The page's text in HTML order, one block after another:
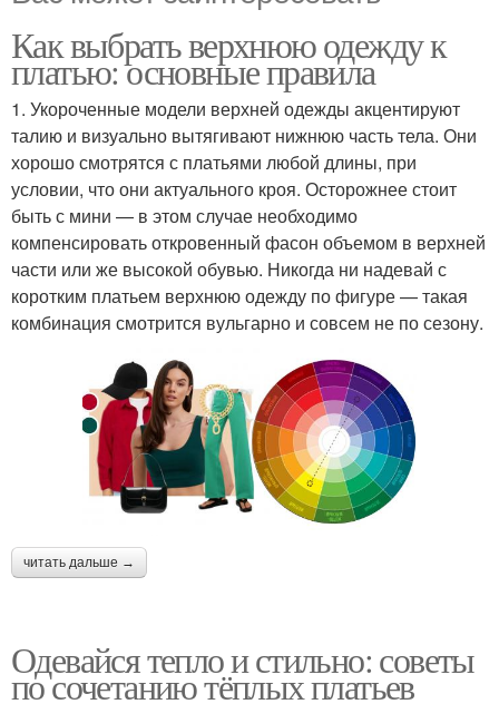
Как выбрать верхнюю одежду к
платью: основные правила
1. Укороченные модели верхней одежды акцентируют
талию и визуально вытягивают нижнюю часть тела. Они
хорошо смотрятся с платьями любой длины, при
условии, что они актуального кроя. Осторожнее стоит
быть с мини — в этом случае необходимо
компенсировать откровенный фасон объемом в верхней
части или же высокой обувью. Никогда ни надевай с
коротким платьем верхнюю одежду по фигуре — такая
комбинация смотрится вульгарно и совсем не по сезону.
читать дальше →
Одевайся тепло и стильно: советы
по сочетанию тёплых платьев